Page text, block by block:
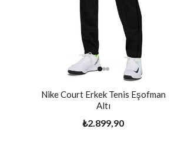
Nike Court Erkek Tenis Eşofman
Altı
₺2.899,90